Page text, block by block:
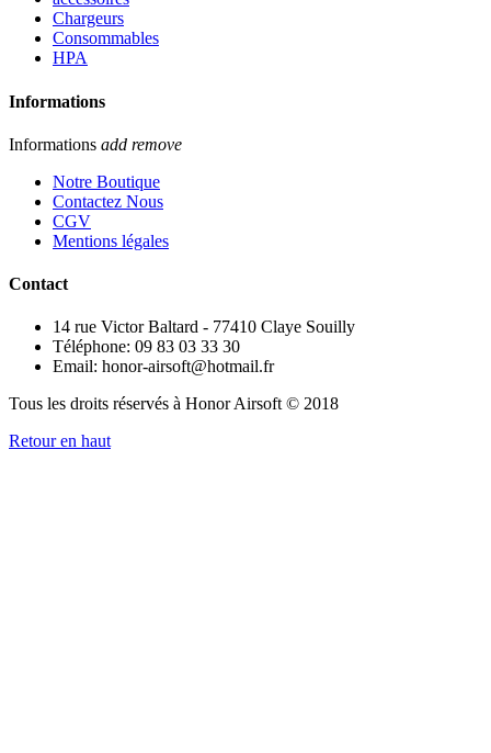
Chargeurs
Consommables
HPA
Informations
Informations add remove
Notre Boutique
Contactez Nous
CGV
Mentions légales
Contact
14 rue Victor Baltard - 77410 Claye Souilly
Téléphone: 09 83 03 33 30
Email: honor-airsoft@hotmail.fr
Tous les droits réservés à Honor Airsoft © 2018
Retour en haut